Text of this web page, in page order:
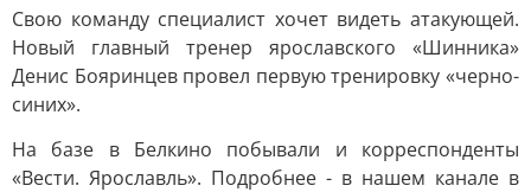
Свою команду специалист хочет видеть атакующей.
Новый главный тренер ярославского «Шинника»
Денис Бояринцев провел первую тренировку «черно-
синих».
На базе в Белкино побывали и корреспонденты
«Вести. Ярославль». Подробнее - в нашем канале в